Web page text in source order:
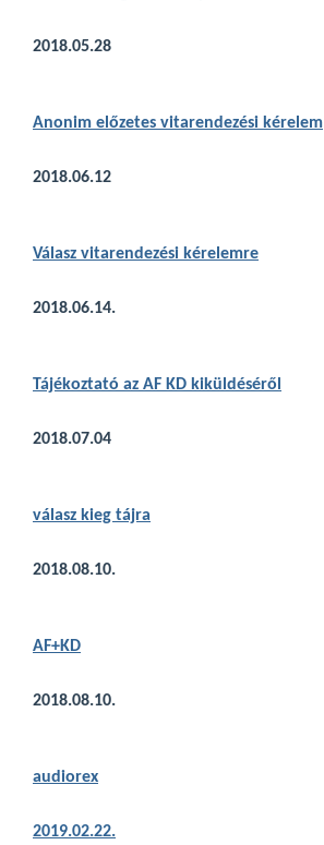
2018.05.28
Anonim előzetes vitarendezési kérelem
2018.06.12
Válasz vitarendezési kérelemre
2018.06.14.
Tájékoztató az AF KD kiküldéséről
2018.07.04
válasz kieg tájra
2018.08.10.
AF+KD
2018.08.10.
audiorex
2019.02.22.